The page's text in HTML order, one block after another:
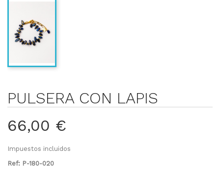
PULSERA CON LAPIS
66,00 €
Impuestos incluidos
Ref: P-180-020